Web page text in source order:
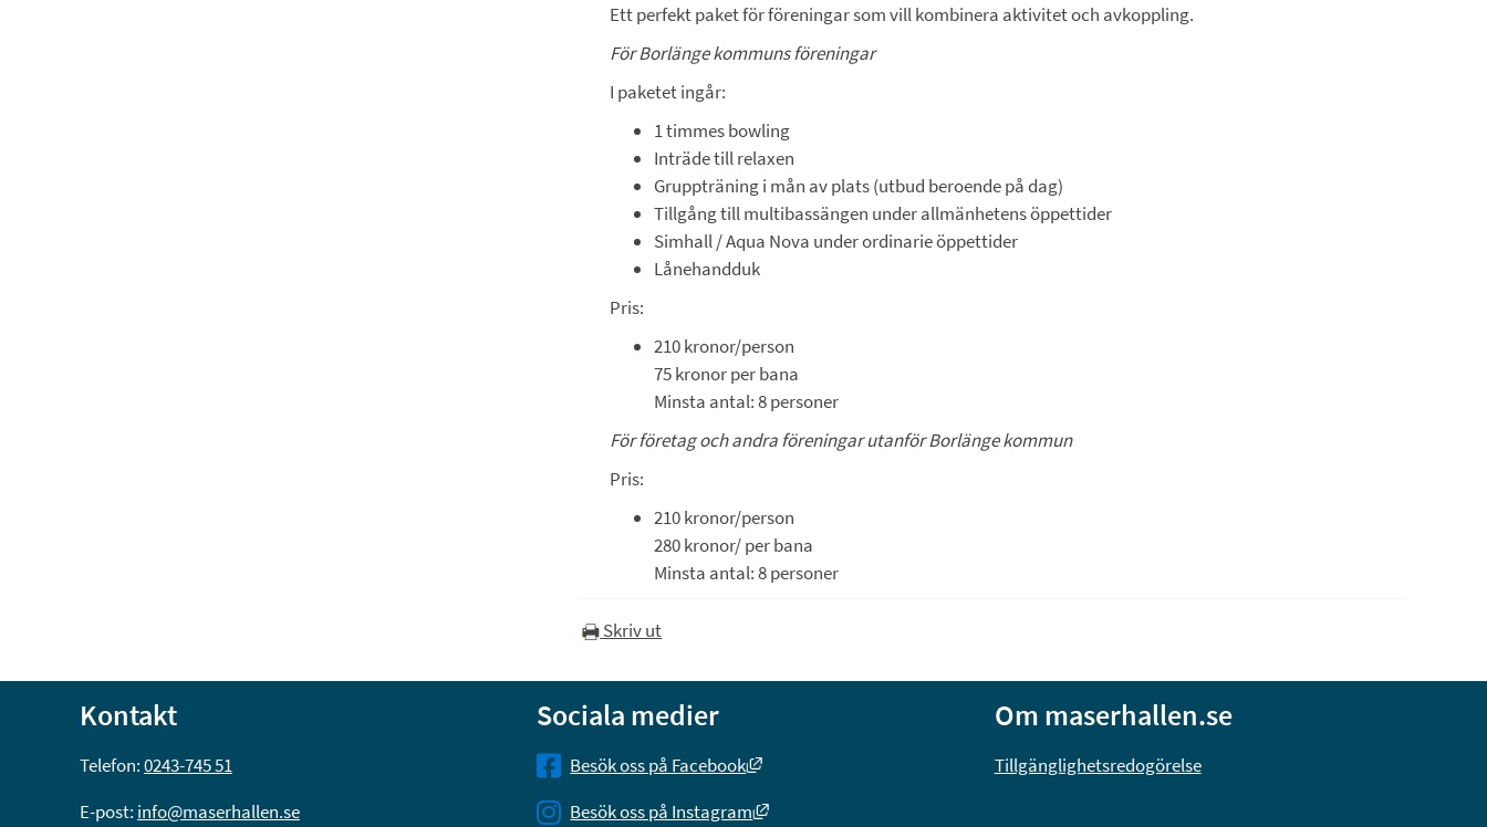
Ett perfekt paket för föreningar som vill kombinera aktivitet och avkoppling.
För Borlänge kommuns föreningar
I paketet ingår:
1 timmes bowling
Inträde till relaxen
Gruppträning i mån av plats (utbud beroende på dag)
Tillgång till multibassängen under allmänhetens öppettider
Simhall / Aqua Nova under ordinarie öppettider
Lånehandduk
Pris:
210 kronor/person
75 kronor per bana
Minsta antal: 8 personer
För företag och andra föreningar utanför Borlänge kommun
Pris:
210 kronor/person
280 kronor/ per bana
Minsta antal: 8 personer
Skriv ut
Kontakt
Telefon: 0243-745 51
E-post: info@maserhallen.se
Sociala medier
Besök oss på Facebook
Länk till annan webbplats, öppnas i nytt fönster.
Besök oss på Instagram
Länk till annan webbplats, öppnas i nytt fönster.
Om maserhallen.se
Tillgänglighetsredogörelse